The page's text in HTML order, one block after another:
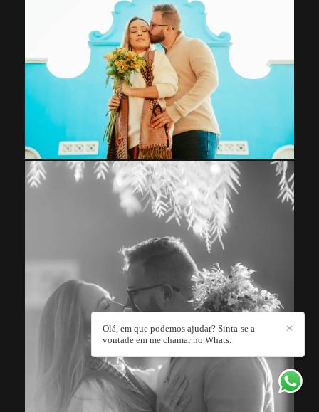
✕
Olá, em que podemos ajudar? Sinta-se a
vontade em me chamar no Whats.